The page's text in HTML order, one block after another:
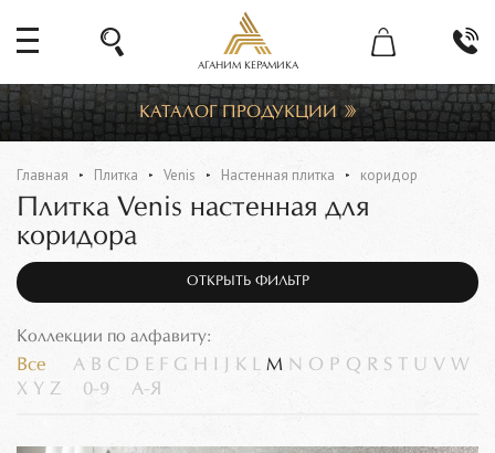
АГАНИМ КЕРАМИКА
КАТАЛОГ ПРОДУКЦИИ
Главная Плитка Venis Настенная плитка коридор
Плитка Venis настенная для
коридора
ОТКРЫТЬ ФИЛЬТР
Коллекции по алфавиту:
Все A B C D E F G H K L M N O P Q R S U V W
X Y Z 0-9 А-Я